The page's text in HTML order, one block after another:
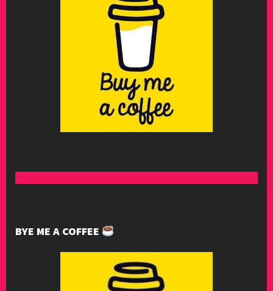
BYE ME A COFFEE